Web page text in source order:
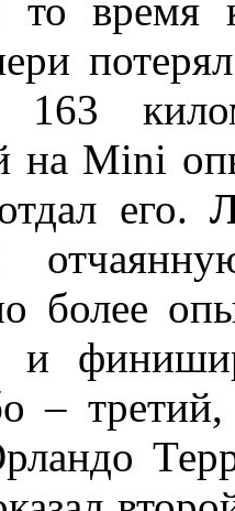
то время
потерял
на Mini
его.
более
и
–